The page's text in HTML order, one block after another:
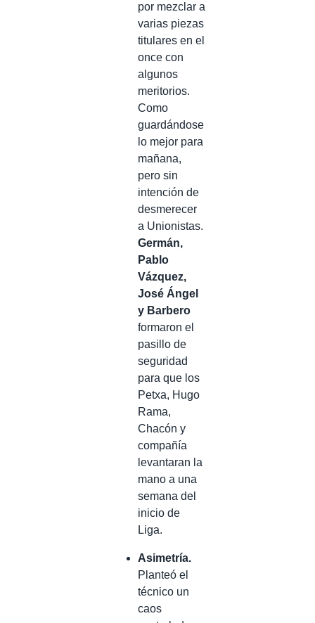
por mezclar a
varias piezas
titulares en el
once con
algunos
meritorios.
Como
guardándose
lo mejor para
mañana,
pero sin
intención de
desmerecer
a Unionistas.
Germán,
Pablo
Vázquez,
José Ángel
y Barbero
formaron el
pasillo de
seguridad
para que los
Petxa, Hugo
Rama,
Chacón y
compañía
levantaran la
mano a una
semana del
inicio de
Liga.
Asimetría.
Planteó el
técnico un
caos